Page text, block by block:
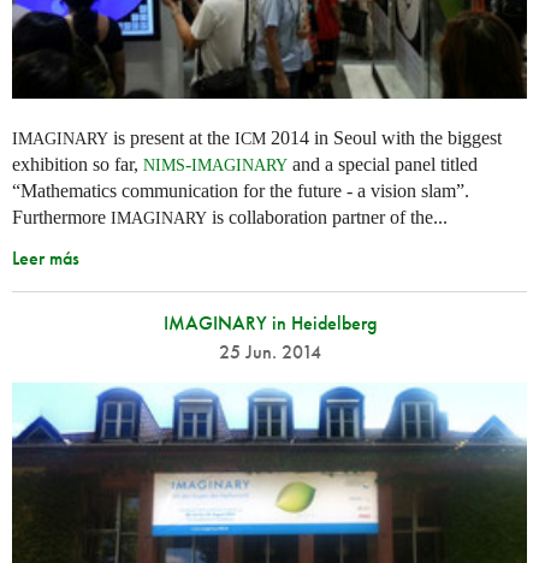
IMAGINARY is present at the ICM 2014 in Seoul with the biggest
exhibition so far, NIMS-IMAGINARY and a special panel titled
“Mathematics communication for the future - a vision slam”.
Furthermore IMAGINARY is collaboration partner of the...
Leer más
IMAGINARY in Heidelberg
25 Jun. 2014